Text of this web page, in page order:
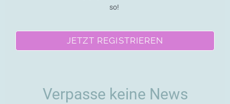
so!
JETZT REGISTRIEREN
Verpasse keine News